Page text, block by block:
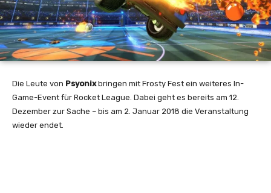
Die Leute von Psyonixbringen mit Frosty Fest ein weiteres In-
Game-Event für Rocket League. Dabei geht es bereits am 12.
Dezember zur Sache – bis am 2. Januar 2018 die Veranstaltung
wieder endet.